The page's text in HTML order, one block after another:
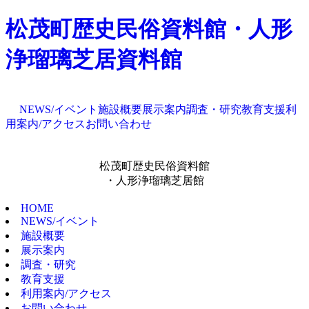
松茂町歴史民俗資料館・人形
浄瑠璃芝居資料館
NEWS/イベント 施設概要展示案内調査・研究教育支援利
用案内/アクセスお問い合わせ
松茂町歴史民俗資料館
・人形浄瑠璃芝居館
HOME
NEWS/イベント
施設概要
展示案内
調査・研究
教育支援
利用案内/アクセス